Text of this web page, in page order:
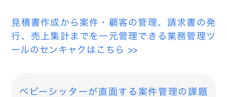
見積書作成から案件・顧客の管理、請求書の発
行、売上集計までを一元管理できる業務管理ツ
ールのセンキャクはこちら >>
ベビーシッターが直面する案件管理の課題